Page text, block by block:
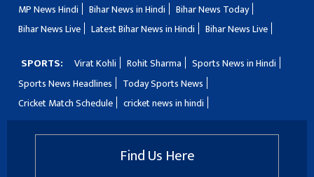
MP News Hindi
Bihar News in Hindi
Bihar News Today
Bihar News Live
Latest Bihar News in Hindi Bihar News Live
SPORTS: Virat Kohli Rohit Sharma
Sports News in Hindi
Sports News Headlines
Today Sports News
Cricket Match Schedule
cricket news in hindi
Find Us Here